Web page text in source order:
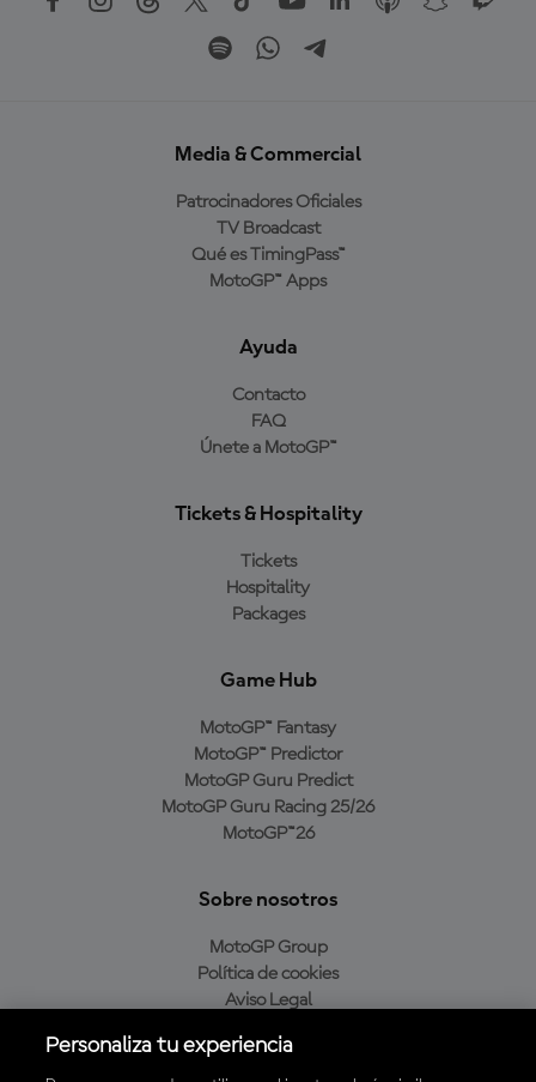
Media & Commercial
Patrocinadores Oficiales
TV Broadcast
Qué es TimingPass™
MotoGP™ Apps
Ayuda
Contacto
FAQ
Únete a MotoGP™
Tickets & Hospitality
Tickets
Hospitality
Packages
Game Hub
MotoGP™ Fantasy
MotoGP™ Predictor
MotoGP Guru Predict
MotoGP Guru Racing 25/26
MotoGP™26
Sobre nosotros
MotoGP Group
Política de cookies
Aviso Legal
Política de compra
Personaliza tu experiencia